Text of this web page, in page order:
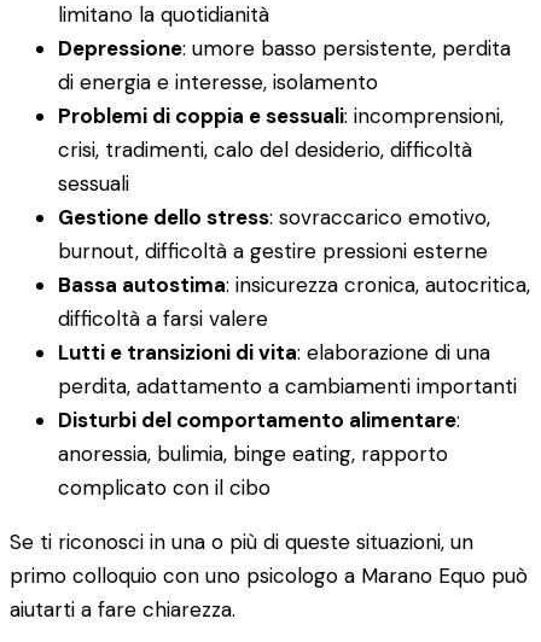
limitano la quotidianità
Depressione: umore basso persistente, perdita
di energia e interesse, isolamento
Problemi di coppia e sessuali: incomprensioni,
crisi, tradimenti, calo del desiderio, difficoltà
sessuali
Gestione dello stress: sovraccarico emotivo,
burnout, difficoltà a gestire pressioni esterne
Bassa autostima: insicurezza cronica, autocritica,
difficoltà a farsi valere
Lutti e transizioni di vita: elaborazione di una
perdita, adattamento a cambiamenti importanti
Disturbi del comportamento alimentare:
anoressia, bulimia, binge eating, rapporto
complicato con il cibo
Se ti riconosci in una o più di queste situazioni, un
primo colloquio con uno psicologo a Marano Equo può
aiutarti a fare chiarezza.